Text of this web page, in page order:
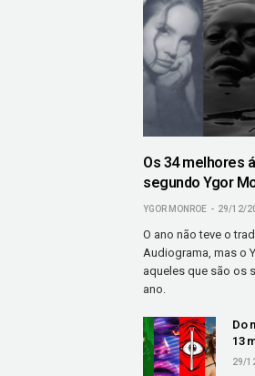
Os 34 melhores
segundo Ygor
YGOR MONROE 29/12/
O ano não teve o
Audiograma, mas o
aqueles que são os
ano.
Do
13
29/